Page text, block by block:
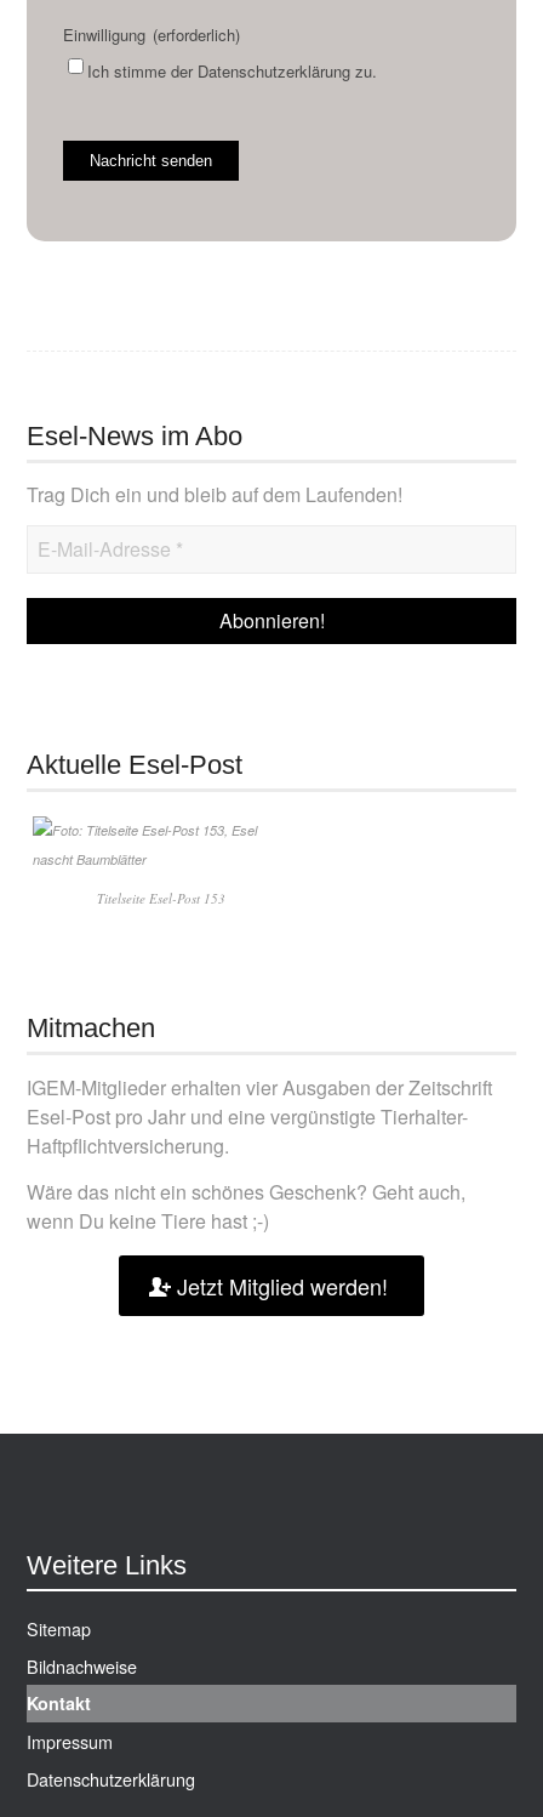
Einwilligung (erforderlich)
Ich stimme der Datenschutzerklärung zu.
Nachricht senden
Esel-News im Abo
Trag Dich ein und bleib auf dem Laufenden!
Aktuelle Esel-Post
Titelseite Esel-Post 153
Mitmachen
IGEM-Mitglieder erhalten vier Ausgaben der Zeitschrift
Esel-Post pro Jahr und eine vergünstigteTierhalter-
Haftpflichtversicherung.
Wäre das nicht ein schönes Geschenk? Geht auch,
wenn Du keine Tiere hast ;-)
Jetzt Mitglied werden!
Weitere Links
Sitemap
Bildnachweise
Kontakt
Impressum
Datenschutzerklärung